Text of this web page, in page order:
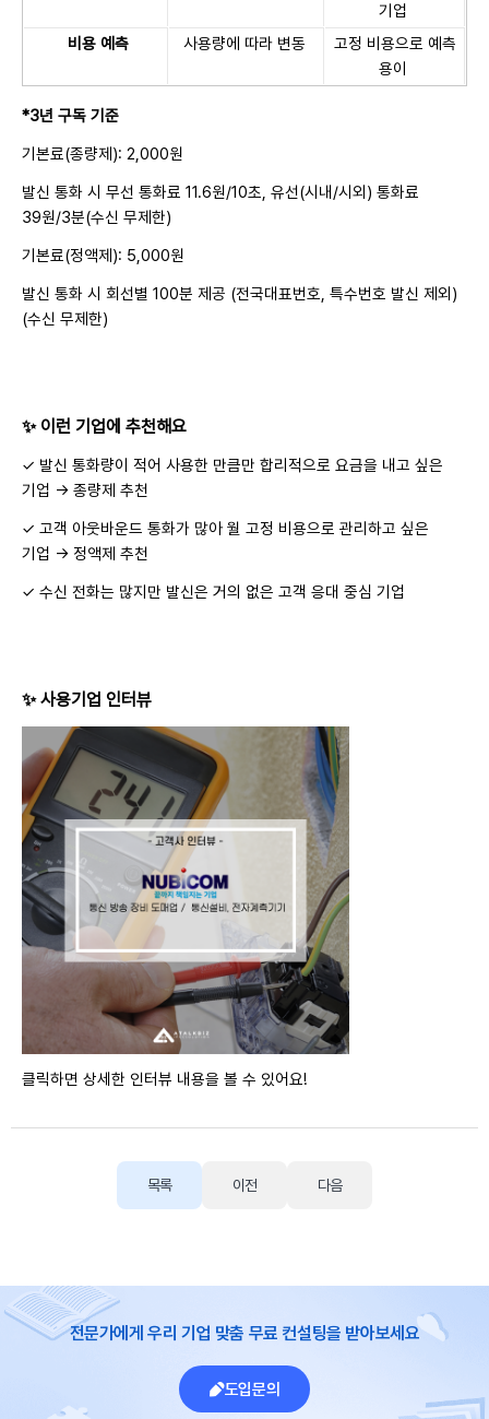
기업
비용 예측
사용량에 따라 변동
고정 비용으로 예측
용이
*3년 구독 기준
기본료(종량제): 2,000원
발신 통화 시 무선 통화료 11.6원/10초, 유선(시내/시외) 통화료
39원/3분(수신 무제한)
기본료(정액제): 5,000원
발신 통화 시 회선별 100분 제공 (전국대표번호, 특수번호 발신 제외)
(수신 무제한)
✨ 이런 기업에 추천해요
✓ 발신 통화량이 적어 사용한 만큼만 합리적으로 요금을 내고 싶은
기업 → 종량제 추천
✓ 고객 아웃바운드 통화가 많아 월 고정 비용으로 관리하고 싶은
기업 → 정액제 추천
✓ 수신 전화는 많지만 발신은 거의 없은 고객 응대 중심 기업
✨ 사용기업 인터뷰
클릭하면 상세한 인터뷰 내용을 볼 수 있어요!
목록 이전 다음
전문가에게 우리 기업 맞춤 무료 컨설팅을 받아보세요
도입문의